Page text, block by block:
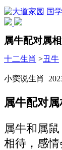
国
属牛配对属
十二生肖 >丑牛
小窦说生肖
属牛配对
属牛和属
相待，感情